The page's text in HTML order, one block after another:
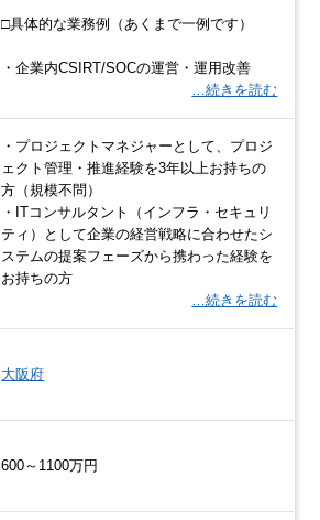
□具体的な業務例（あくまで一例です）
・企業内CSIRT/SOCの運営・運用改善
…続きを読む
・プロジェクトマネジャーとして、プロジ
ェクト管理・推進経験を3年以上お持ちの
方（規模不問）
・ITコンサルタント（インフラ・セキュリ
ティ）として企業の経営戦略に合わせたシ
ステムの提案フェーズから携わった経験を
お持ちの方
…続きを読む
大阪府
600～1100万円